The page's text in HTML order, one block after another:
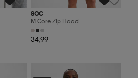
SOC
M Core Zip Hood
34,99
Valitse 2, maksa 44,99€